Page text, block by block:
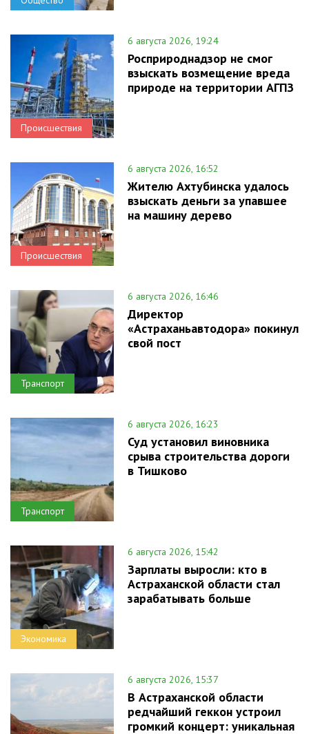
Происшествия
6 августа 2026, 19:24
Росприроднадзор не смог
взыскать возмещение вреда
природе на территории АГПЗ
Происшествия
6 августа 2026, 16:52
Жителю Ахтубинска удалось
взыскать деньги за упавшее
на машину дерево
Транспорт
6 августа 2026, 16:46
Директор
«Астраханьавтодора» покинул
свой пост
Транспорт
6 августа 2026, 16:23
Суд установил виновника
срыва строительства дороги
в Тишково
Экономика
6 августа 2026, 15:42
Зарплаты выросли: кто в
Астраханской области стал
зарабатывать больше
6 августа 2026, 15:37
В Астраханской области
редчайший геккон устроил
громкий концерт: уникальная